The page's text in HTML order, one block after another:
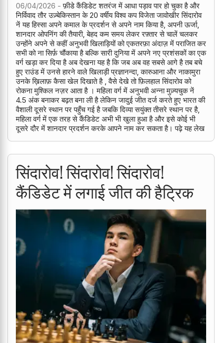
06/04/2026 - फ़ीडे कैंडिडेट शतरंज में आधा पड़ाव पार हो चुका है और
निर्विवाद तौर उज़्बेकिस्तान के 20 वर्षीय विश्व कप विजेता जावोखीर सिंदारोव
नें यह हिस्सा अपने कमाल के प्रदर्शन से अपने नाम किया है, अपनी ऊर्जा,
शानदार ओपनिंग की तैयारी, बेहद कम समय लेकर रफ़्तार से चालें चलकर
उन्होंने अपने से कहीं अनुभवी खिलाड़ियों को एकतरफ़ा अंदाज़ में पराजित कर
सभी को ना सिर्फ़ चौंकाया है बल्कि सारी दुनिया में अपने नए प्रशंसकों का एक
वर्ग खड़ा कर दिया है अब देखना यह है कि जब अब वह सबसे आगे है तब बचे
हुए राउंड में उनसे हारने वाले खिलाड़ी प्रज्ञानन्दा, कारुआना और नाकामुरा
उनके ख़िलाफ़ कैसा खेल दिखाते है , वैसे देखे तो फ़िलहाल सिंदारोव को
रोकना मुश्किल नज़र आता है । महिला वर्ग में अनुभवी अन्ना मुज़्यचुक नें
4.5 अंक बनाकर बढ़त बना ली है लेकिन जादुई जीत दर्ज करते हुए भारत की
वैशाली दूसरे स्थान पर पहुँच गई है जबकि दिव्या सयुंक्त तीसरे स्थान पर है,
महिला वर्ग में एक तरह से कैंडिडेट अभी भी खुला हुआ है और इसे कोई भी
दूसरे दौर में शानदार प्रदर्शन करके आपने नाम कर सकता है। पढ़े यह लेख
सिंदारोव! सिंदारोव! सिंदारोव!
कैंडिडेट में लगाई जीत की हैट्रिक